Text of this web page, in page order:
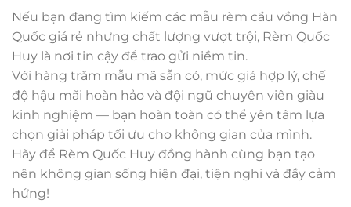
Nếu bạn đang tìm kiếm các mẫu rèm cầu vồng Hàn
Quốc giá rẻ nhưng chất lượng vượt trội, Rèm Quốc
Huy là nơi tin cậy để trao gửi niềm tin.
Với hàng trăm mẫu mã sẵn có, mức giá hợp lý, chế
độ hậu mãi hoàn hảo và đội ngũ chuyên viên giàu
kinh nghiệm — bạn hoàn toàn có thể yên tâm lựa
chọn giải pháp tối ưu cho không gian của mình.
Hãy để Rèm Quốc Huy đồng hành cùng bạn tạo
nên không gian sống hiện đại, tiện nghi và đầy cảm
hứng!